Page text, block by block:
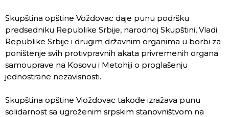
Skupština opštine Voždovac daje punu podršku
predsedniku Republike Srbije, narodnoj Skupštini, Vladi
Republike Srbije i drugim državnim organima u borbi za
poništenje svih protivpravnih akata privremenih organa
samouprave na Kosovu i Metohiji o proglašenju
jednostrane nezavisnosti.
Skupština opštine Vioždovac takođe izražava punu
solidarnost sa ugroženim srpskim stanovništvom na